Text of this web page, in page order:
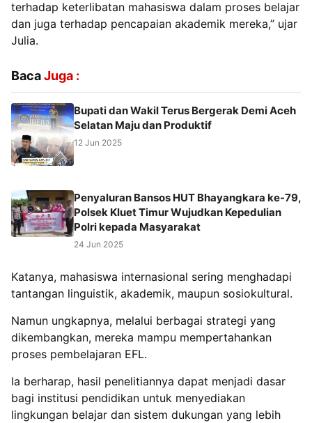
terhadap keterlibatan mahasiswa dalam proses belajar
dan juga terhadap pencapaian akademik mereka,” ujar
Julia.
BacaJuga :
Bupati dan Wakil Terus Bergerak Demi Aceh
Selatan Maju dan Produktif
12 Jun 2025
Penyaluran Bansos HUT Bhayangkara ke-79,
Polsek Kluet Timur Wujudkan Kepedulian
Polri kepada Masyarakat
24 Jun 2025
Katanya, mahasiswa internasional sering menghadapi
tantangan linguistik, akademik, maupun sosiokultural.
Namun ungkapnya, melalui berbagai strategi yang
dikembangkan, mereka mampu mempertahankan
proses pembelajaran EFL.
Ia berharap, hasil penelitiannya dapat menjadi dasar
bagi institusi pendidikan untuk menyediakan
lingkungan belajar dan sistem dukungan yang lebih